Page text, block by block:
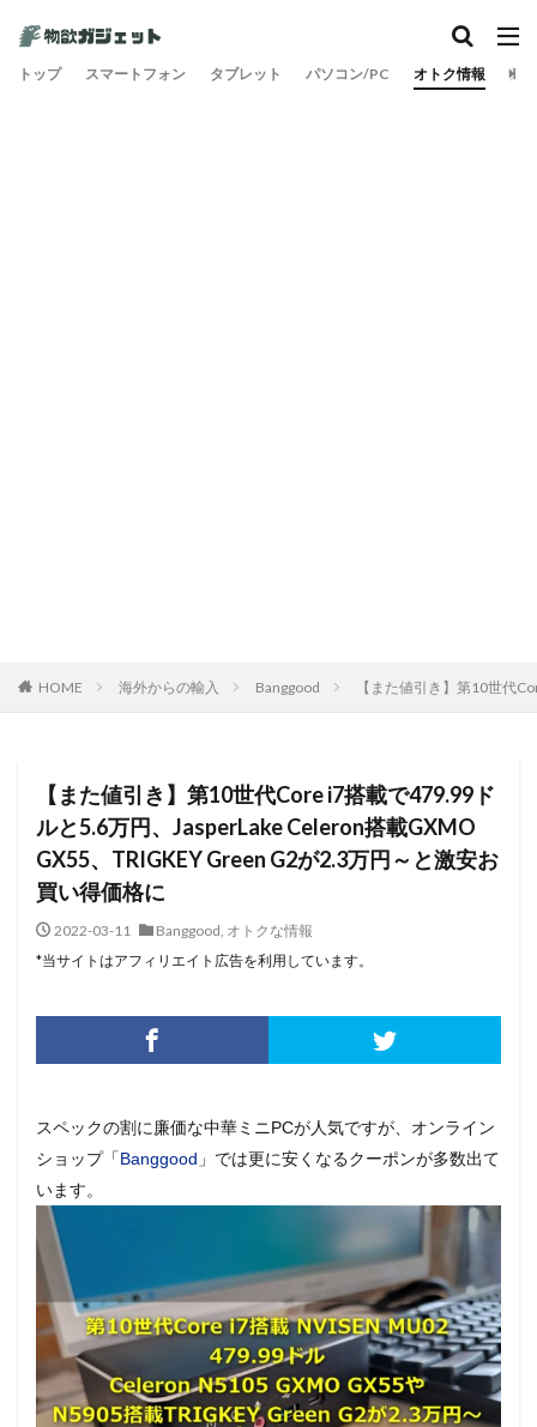
トップ スマートフォン タブレット パソコン/PC オトク情報 旅
HOME 海外からの輸入 Banggood 【また値引き】第10世代
【また値引き】第10世代Core i7搭載で479.99ド
ルと5.6万円、JasperLake Celeron搭載GXMO
GX55、TRIGKEY Green G2が2.3万円～と激安お
買い得価格に
2022-03-11 Banggood, オトクな情報
*当サイトはアフィリエイト広告を利用しています。
スペックの割に廉価な中華ミニPCが人気ですが、オンライン
ショップ「Banggood 」では更に安くなるクーポンが多数出て
います。